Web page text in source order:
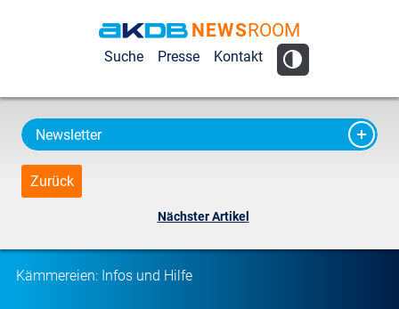
AKDB Anstalt
Kommunale
Datenverarbeitung
in Bayern
NEWSROOM
Suche Presse Kontakt
Newsletter
Zurück
Nächster Artikel
Kämmereien: Infos und Hilfe